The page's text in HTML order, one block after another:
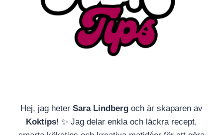
Hej, jag heter Sara Lindberg och är skaparen av
Koktips! ✨ Jag delar enkla och läckra recept,